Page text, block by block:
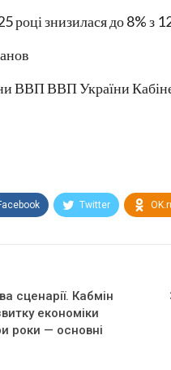
році знизилася до 8% з
ВВП ВВП України
Twitter
сценарії. Кабмін
економіки
роки — основні